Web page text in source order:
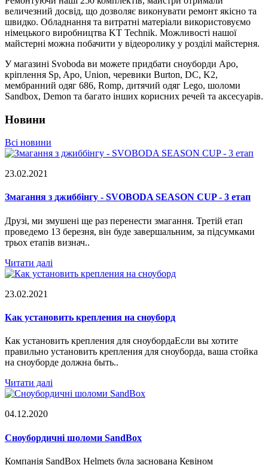
величезний досвід, що дозволяє виконувати ремонт якісно та
швидко. Обладнання та витратні матеріали використовуємо
німецького виробництва KT Technik. Можливості нашої
майстерні можна побачити у відеоролику у розділі майстерня.
У магазині Svoboda ви можете придбати сноуборди Apo,
кріплення Sp, Apo, Union, черевики Burton, DC, K2,
мембранний одяг 686, Romp, дитячий одяг Lego, шоломи
Sandbox, Demon та багато інших корисних речей та аксесуарів.
Новини
Всі новини
23.02.2021
Змагання з джиббінгу - SVOBODA SEASON CUP - 3 етап
Друзі, ми змушені ще раз перенести змагання. Третій етап
проведемо 13 березня, він буде завершальним, за підсумками
трьох етапів визнач..
Читати далі
23.02.2021
Как установить крепления на сноуборд
Как установить крепления для сноубордаЕсли вы хотите
правильно установить крепления для сноуборда, ваша стойка
на сноуборде должна быть..
Читати далі
04.12.2020
Сноубордичні шоломи SandBox
Компанія SandBox Helmets була заснована Кевіном